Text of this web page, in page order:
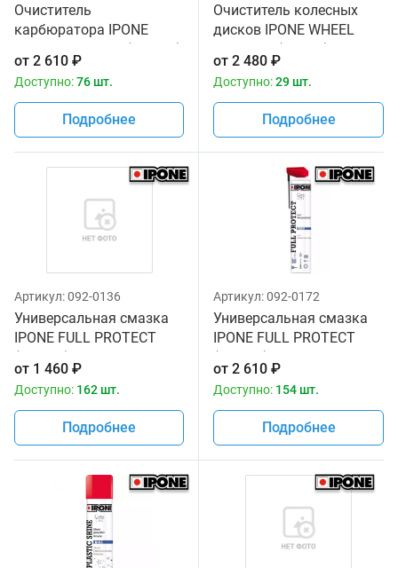
Очиститель
карбюратора IPONE
CARBU CLEANER (750 мл)
для мототехники
от 2 610 ₽
Доступно:76 шт.
Подробнее
Очиститель колесных
дисков IPONE WHEEL
CLEANER (1 литр) для
мототехники
от 2 480 ₽
Доступно:29 шт.
Подробнее
Артикул:092-0136
Универсальная смазка
IPONE FULL PROTECT
(250 мл) для
мототехники
от 1 460 ₽
Доступно: 162 шт.
Подробнее
Артикул:092-0172
Универсальная смазка
IPONE FULL PROTECT
(750 мл) для
мототехники
от 2 610 ₽
Доступно: 154 шт.
Подробнее